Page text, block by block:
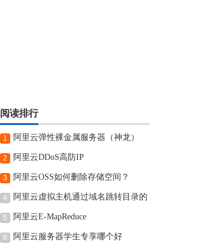
阅读排行
1 阿里云弹性裸金属服务器（神龙）
2 阿里云DDoS高防IP
3 阿里云OSS如何删除存储空间？
4 阿里云虚拟主机通过域名跳转目录的
5 阿里云E-MapReduce
6 阿里云服务器学生专享哪个好